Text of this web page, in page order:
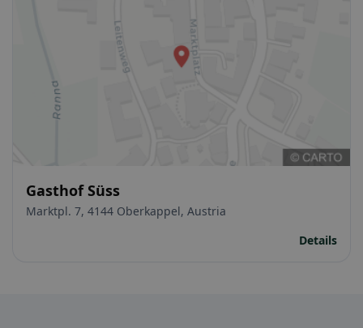
Gasthof Süss
Marktpl. 7, 4144 Oberkappel, Austria
Details